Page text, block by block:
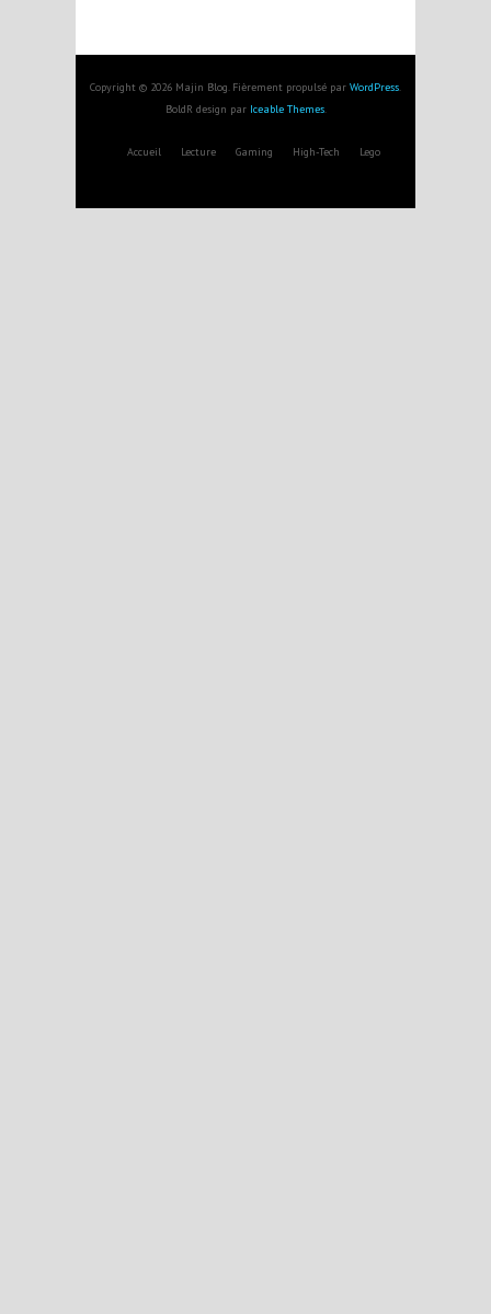
Copyright © 2026 Majin Blog. Fièrement propulsé par WordPress.
BoldR design par Iceable Themes.
Accueil Lecture Gaming High-Tech Lego